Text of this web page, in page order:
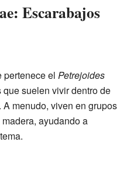
Escarabajos
pertenece el Petrejoides
suelen vivir dentro de
menudo, viven en grupos
ayudando a